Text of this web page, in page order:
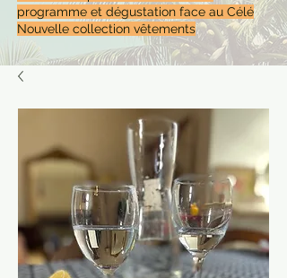
programme et dégustation face au Célé
Nouvelle collection vêtements